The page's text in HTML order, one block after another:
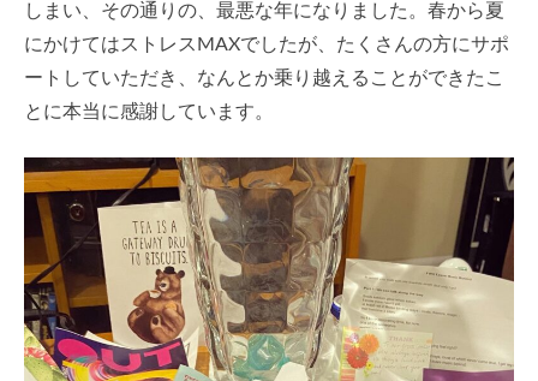
しまい、その通りの、最悪な年になりました。春から夏
にかけてはストレスMAXでしたが、たくさんの方にサポ
ートしていただき、なんとか乗り越えることができたこ
とに本当に感謝しています。